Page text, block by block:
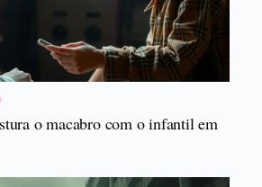
o macabro com o infantil em